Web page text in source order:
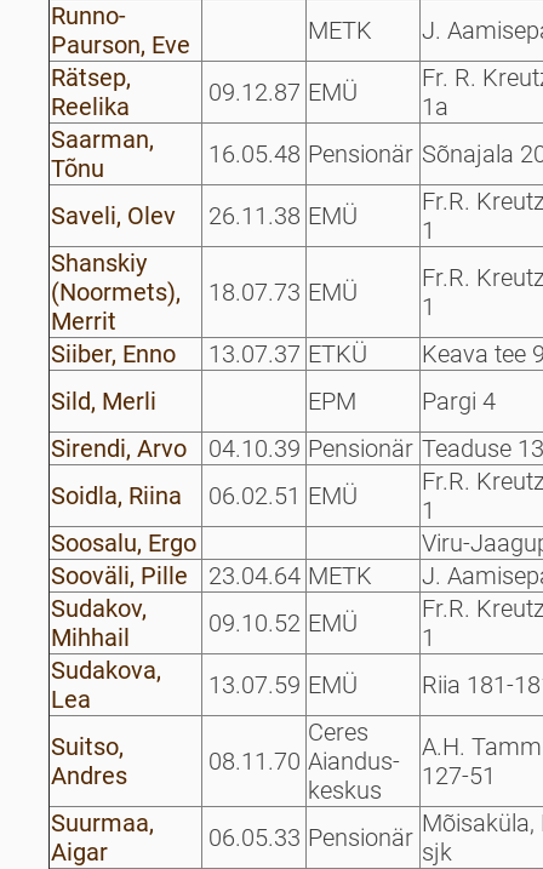
Runno-
Paurson, Eve
METK
J.
Rätsep,
Reelika
09.12.87 EMÜ
Fr. R.
1a
Saarman,
Tõnu
16.05.48 Pensionär Sõnajala
Saveli, Olev 26.11.38 EMÜ
Fr.R.
1
Shanskiy
(Noormets),
Merrit
18.07.73 EMÜ
Fr.R.
1
Siiber, Enno
13.07.37 ETKÜ
Keava tee
Sild, Merli
EPM
Pargi 4
Sirendi, Arvo
04.10.39 Pensionär Teaduse 13
Soidla, Riina
06.02.51 EMÜ
Fr.R.
1
Soosalu, Ergo
Viru-
Sooväli, Pille
23.04.64 METK
J.
Sudakov,
Mihhail
09.10.52 EMÜ
Fr.R.
1
Sudakova,
Lea
13.07.59 EMÜ Riia 181-
Suitso,
Andres
08.11.70
Ceres
Aiandus-
keskus
A.H.
127-51
Suurmaa,
Aigar
06.05.33 Pensionär Mõisaküla,
sjk